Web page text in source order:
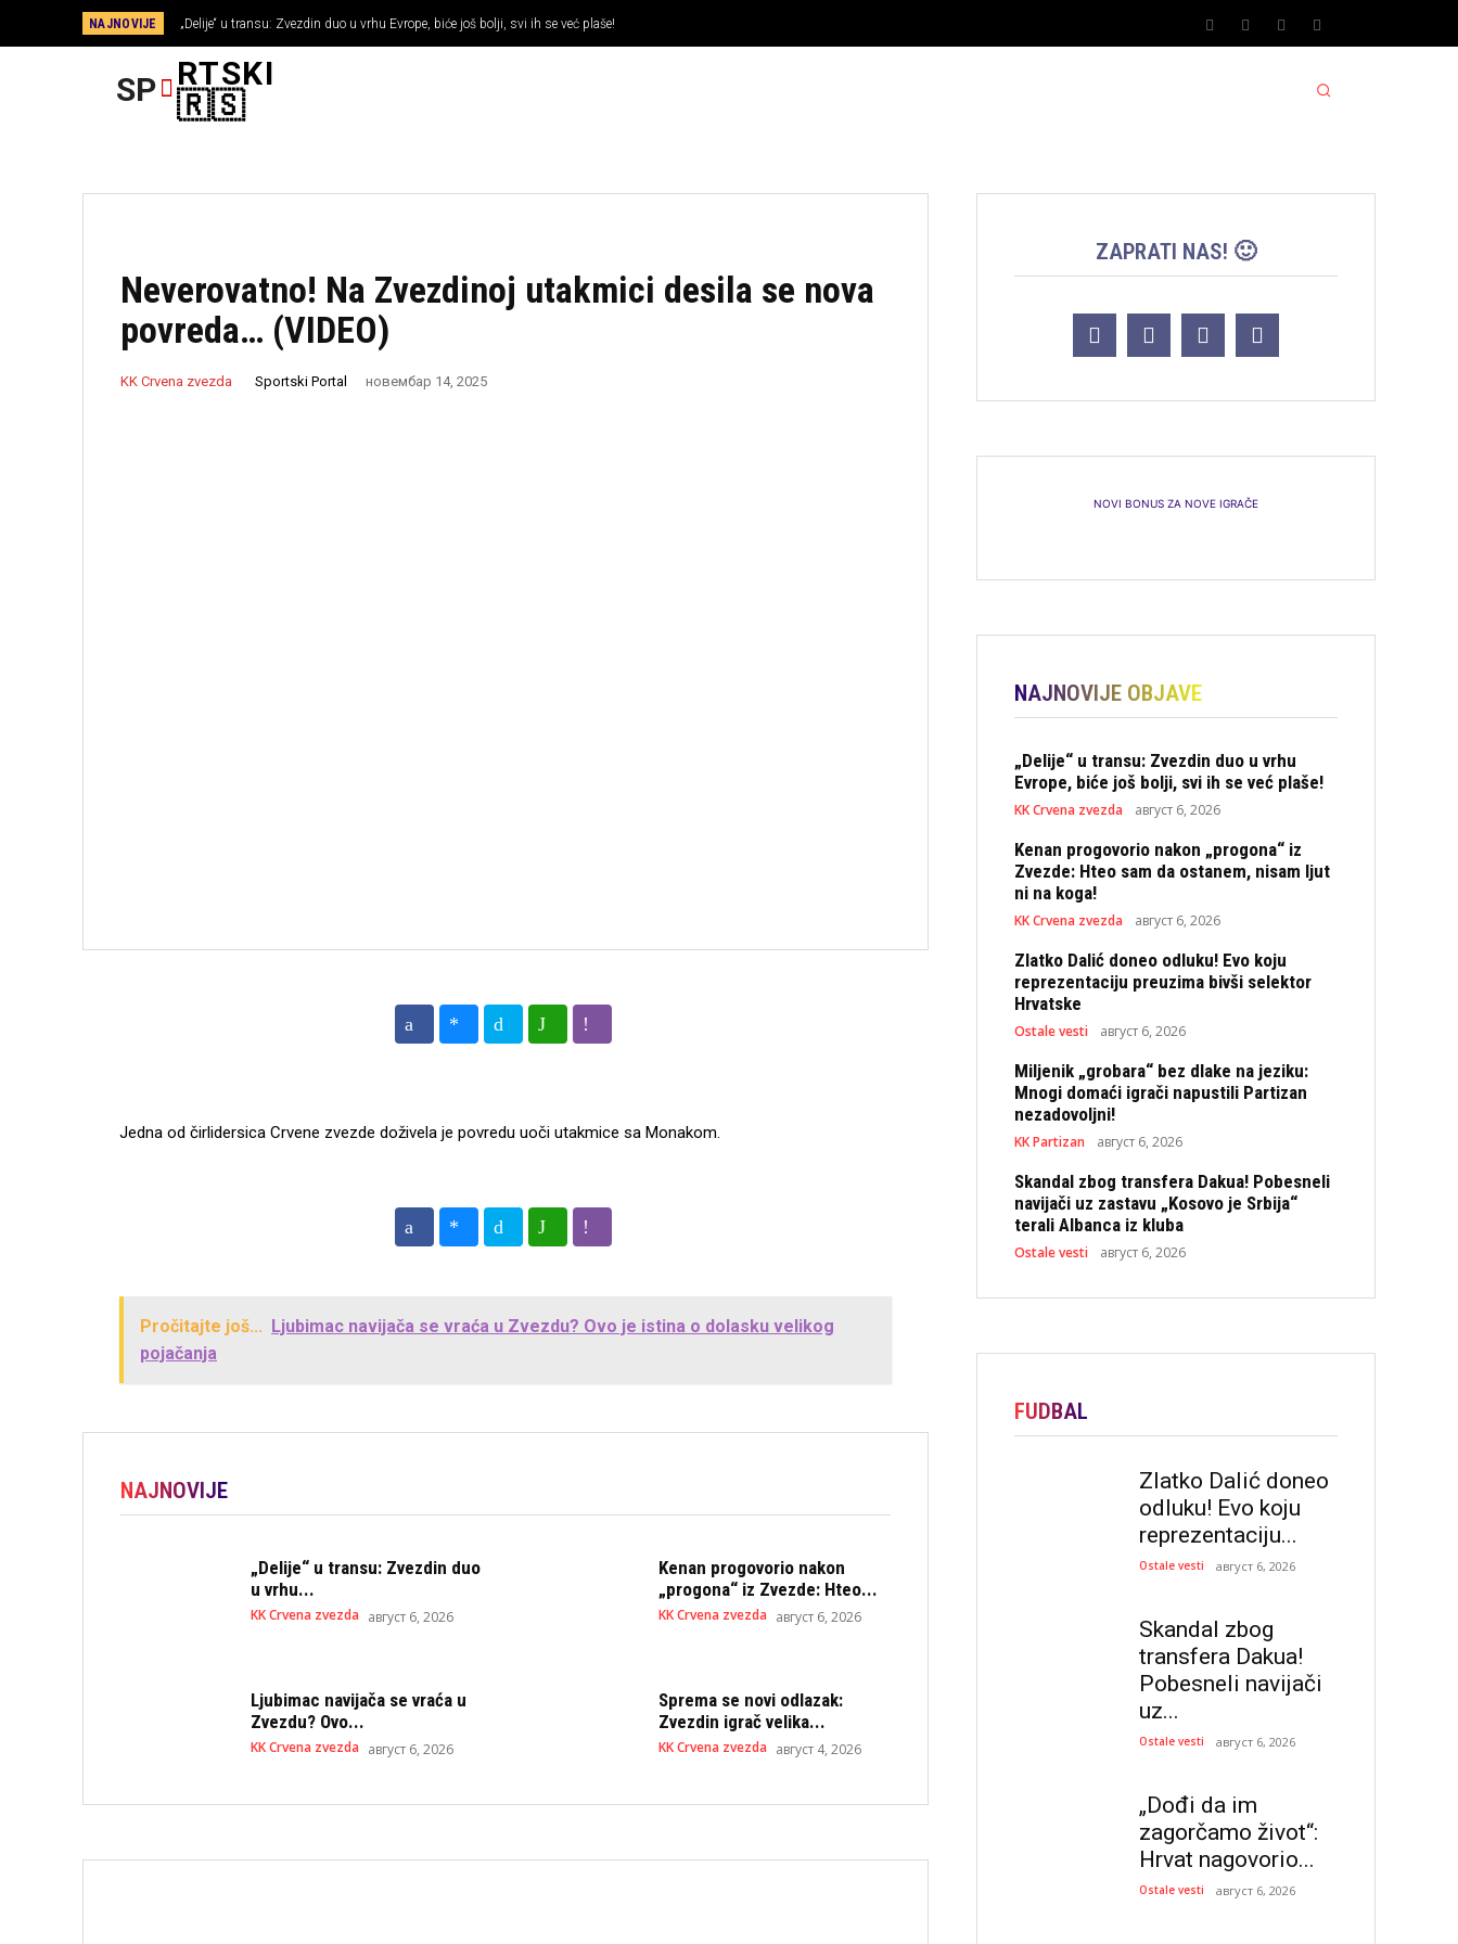
NAJNOVIJE „Delije“ u transu: Zvezdin duo u vrhu Evrope, biće još bolji, svi ih se već plaše!
SP RTSKI
🇷🇸
Neverovatno! Na Zvezdinoj utakmici desila se nova
povreda… (VIDEO)
KK Crvena zvezda Sportski Portal новембар 14, 2025
Jedna od čirlidersica Crvene zvezde doživela je povredu uoči utakmice sa Monakom.
Pročitajte još... Ljubimac navijača se vraća u Zvezdu? Ovo je istina o dolasku velikog
pojačanja
NAJNOVIJE
„Delije“ u transu: Zvezdin duo
u vrhu...
KK Crvena zvezda август 6, 2026
Kenan progovorio nakon
„progona“ iz Zvezde: Hteo...
KK Crvena zvezda август 6, 2026
Ljubimac navijača se vraća u
Zvezdu? Ovo...
KK Crvena zvezda август 6, 2026
Sprema se novi odlazak:
Zvezdin igrač velika...
KK Crvena zvezda август 4, 2026
ZAPRATI NAS! 🙂
NOVI BONUS ZA NOVE IGRAČE
NAJNOVIJE OBJAVE
„Delije“ u transu: Zvezdin duo u vrhu
Evrope, biće još bolji, svi ih se već plaše!
KK Crvena zvezda август 6, 2026
Kenan progovorio nakon „progona“ iz
Zvezde: Hteo sam da ostanem, nisam ljut
ni na koga!
KK Crvena zvezda август 6, 2026
Zlatko Dalić doneo odluku! Evo koju
reprezentaciju preuzima bivši selektor
Hrvatske
Ostale vesti август 6, 2026
Miljenik „grobara“ bez dlake na jeziku:
Mnogi domaći igrači napustili Partizan
nezadovoljni!
KK Partizan август 6, 2026
Skandal zbog transfera Dakua! Pobesneli
navijači uz zastavu „Kosovo je Srbija“
terali Albanca iz kluba
Ostale vesti август 6, 2026
FUDBAL
Zlatko Dalić doneo
odluku! Evo koju
reprezentaciju...
Ostale vesti август 6, 2026
Skandal zbog
transfera Dakua!
Pobesneli navijači
uz...
Ostale vesti август 6, 2026
„Dođi da im
zagorčamo život“:
Hrvat nagovorio...
Ostale vesti август 6, 2026